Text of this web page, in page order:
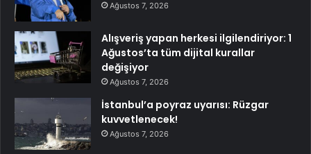
Ağustos 7, 2026
Alışveriş yapan herkesi ilgilendiriyor: 1
Ağustos’ta tüm dijital kurallar
değişiyor
Ağustos 7, 2026
İstanbul’a poyraz uyarısı: Rüzgar
kuvvetlenecek!
Ağustos 7, 2026